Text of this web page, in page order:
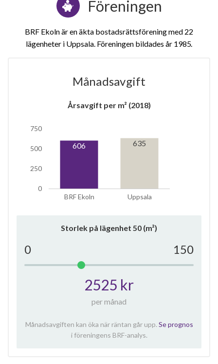
lägenhet
Föreningen
BRF Ekoln är en äkta bostadsrättsförening med 22
lägenheter i Uppsala. Föreningen bildades år 1985
Månadsavgift
Årsavgift per m² (2018)
BRF Ekoln Uppsala
0
250
500
750
606 635
Storlek på lägenhet 50 (m²)
0 150
2525 kr
per månad
Månadsavgiften kan öka när räntan går upp. Se prognos
i föreningens BRF-analys.